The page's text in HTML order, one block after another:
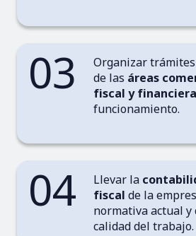
03
Organizar
de las áreas
fiscal y financiera
funcionamiento.
04 Llevar la
fiscal de la
normativa actual y
calidad del trabajo.